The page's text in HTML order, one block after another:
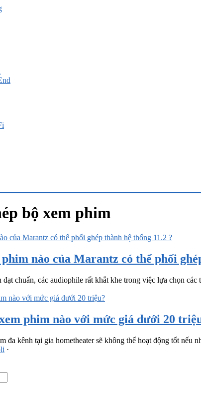
bộ xem phim
nào của Marantz có thể phối
đạt chuẩn, các audiophile rất khắt khe trong việc lựa chọn
phim nào với mức giá dưới 20
đa kênh tại gia hometheater sẽ không thể hoạt động tốt nếu
·